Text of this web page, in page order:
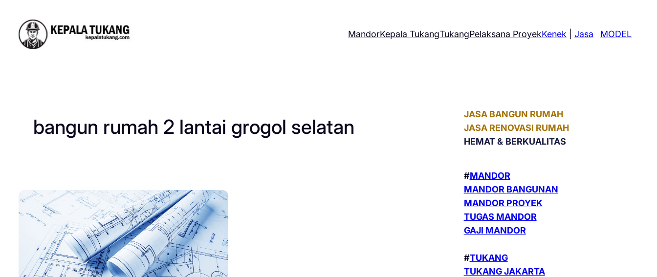
content
MandorKepala TukangTukangPelaksana ProyekKenek |Jasa MODEL
bangun rumah 2 lantai grogol selatan
JASA BANGUN RUMAH
JASA RENOVASI RUMAH
HEMAT & BERKUALITAS
#MANDOR
MANDOR BANGUNAN
MANDOR PROYEK
TUGAS MANDOR
GAJI MANDOR
#TUKANG
TUKANG JAKARTA